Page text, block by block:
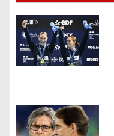
g
a
z
o